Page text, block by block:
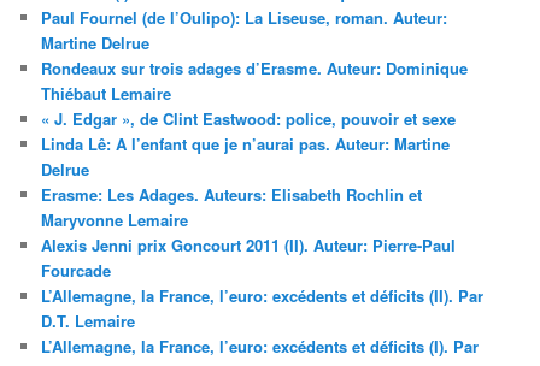
Paul Fournel (de l’Oulipo): La Liseuse, roman. Auteur:
Martine Delrue
Rondeaux sur trois adages d’Erasme. Auteur: Dominique
Thiébaut Lemaire
« J. Edgar », de Clint Eastwood: police, pouvoir et sexe
Linda Lê: A l’enfant que je n’aurai pas. Auteur: Martine
Delrue
Erasme: Les Adages. Auteurs: Elisabeth Rochlin et
Maryvonne Lemaire
Alexis Jenni prix Goncourt 2011 (II). Auteur: Pierre-Paul
Fourcade
L’Allemagne, la France, l’euro: excédents et déficits (II). Par
D.T. Lemaire
L’Allemagne, la France, l’euro: excédents et déficits (I). Par